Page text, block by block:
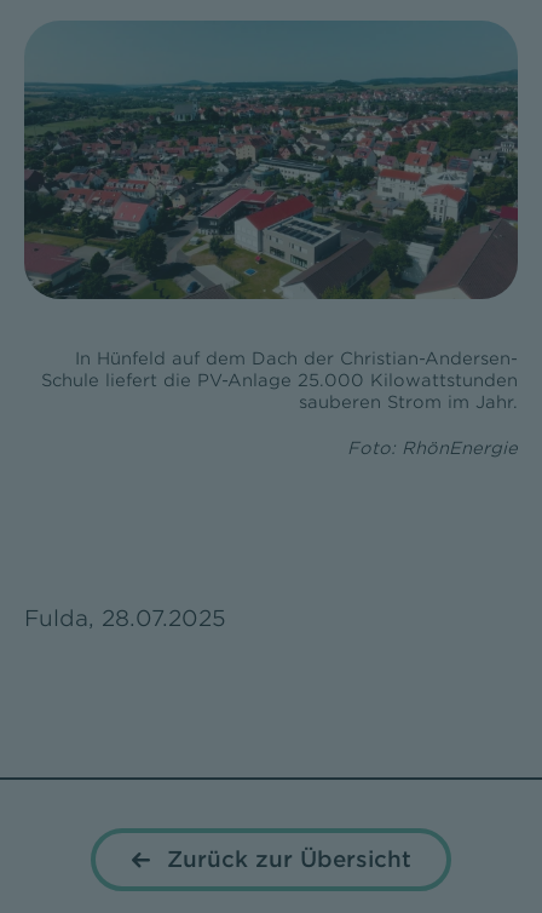
In Hünfeld auf dem Dach der Christian-Andersen-
Schule liefert die PV-Anlage 25.000 Kilowattstunden
sauberen Strom im Jahr.
Foto: RhönEnergie
Fulda, 28.07.2025
Zurück zur Übersicht